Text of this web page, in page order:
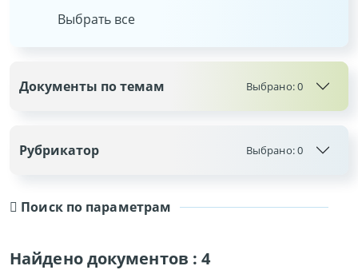
Поиск по параметрам
Найдено документов :4
Выбрать все
Документы по темам Выбрано:0
Рубрикатор Выбрано:0